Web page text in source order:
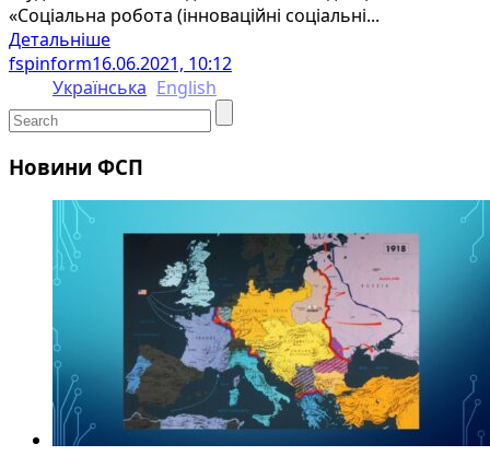
«Соціальна робота (інноваційні соціальні...
Детальніше
fspinform16.06.2021, 10:12
Українська English
Новини ФСП